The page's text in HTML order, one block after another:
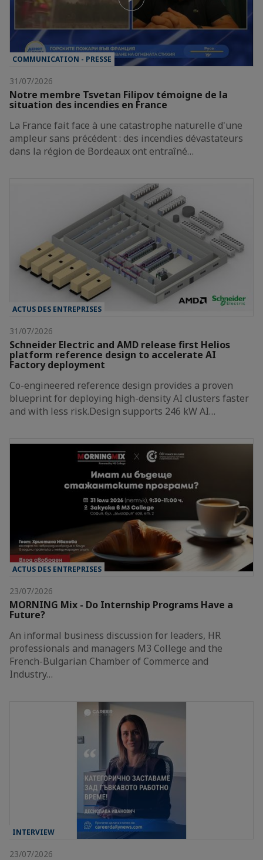
COMMUNICATION - PRESSE
31/07/2026
Notre membre Tsvetan Filipov témoigne de la
situation des incendies en France
La France fait face à une catastrophe naturelle d'une
ampleur sans précédent : des incendies dévastateurs
dans la région de Bordeaux ont entraîné…
ACTUS DES ENTREPRISES
31/07/2026
Schneider Electric and AMD release first Helios
platform reference design to accelerate AI
Factory deployment
Co-engineered reference design provides a proven
blueprint for deploying high-density AI clusters faster
and with less risk.Design supports 246 kW AI…
ACTUS DES ENTREPRISES
23/07/2026
MORNING Mix - Do Internship Programs Have a
Future?
An informal business discussion for leaders, HR
professionals and managers M3 College and the
French-Bulgarian Chamber of Commerce and
Industry…
INTERVIEW
23/07/2026